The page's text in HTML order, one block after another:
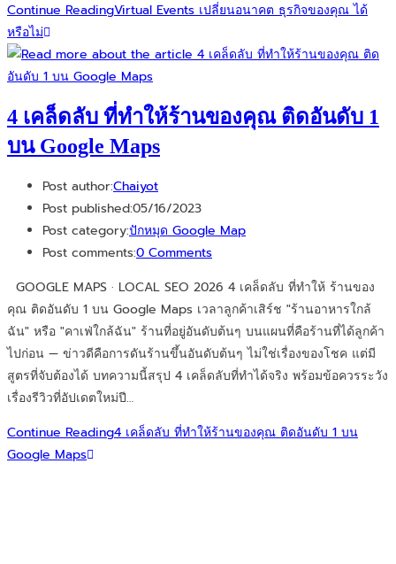
Continue ReadingVirtual Events เปลี่ยนอนาคต ธุรกิจของคุณ ได้
หรือไม่
4 เคล็ดลับ ที่ทำให้ร้านของคุณ ติดอันดับ 1
บน Google Maps
Post author:Chaiyot
Post published:05/16/2023
Post category:ปักหมุด Google Map
Post comments:0 Comments
GOOGLE MAPS · LOCAL SEO 2026 4 เคล็ดลับ ที่ทำให้ ร้านของ
คุณ ติดอันดับ 1 บน Google Maps เวลาลูกค้าเสิร์ช "ร้านอาหารใกล้
ฉัน" หรือ "คาเฟ่ใกล้ฉัน" ร้านที่อยู่อันดับต้นๆ บนแผนที่คือร้านที่ได้ลูกค้า
ไปก่อน — ข่าวดีคือการดันร้านขึ้นอันดับต้นๆ ไม่ใช่เรื่องของโชค แต่มี
สูตรที่จับต้องได้ บทความนี้สรุป 4 เคล็ดลับที่ทำได้จริง พร้อมข้อควรระวัง
เรื่องรีวิวที่อัปเดตใหม่ปี…
Continue Reading4 เคล็ดลับ ที่ทำให้ร้านของคุณ ติดอันดับ 1 บน
Google Maps